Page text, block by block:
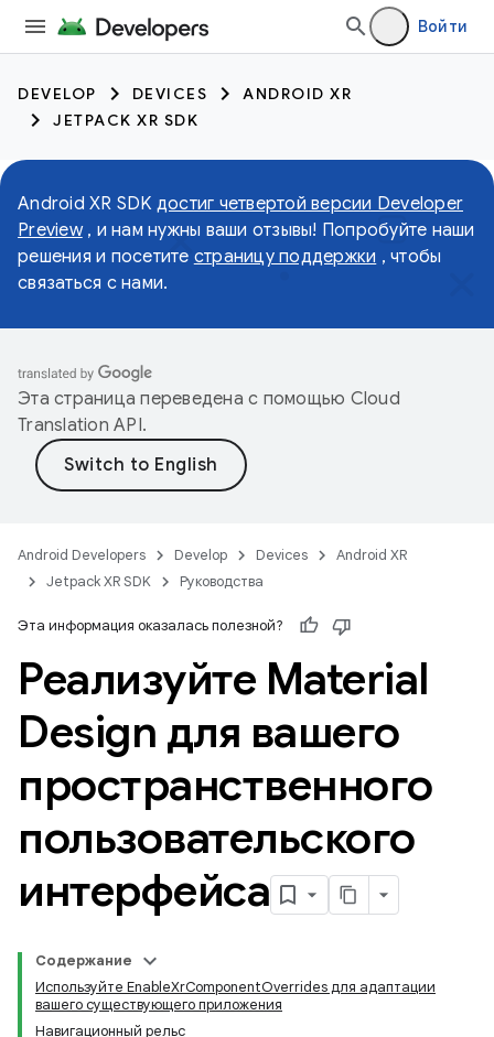
Войти
DEVELOP DEVICES
ANDROID XR
JETPACK XR SDK
Android XR SDK достиг четвертой версии Developer
Preview, и нам нужны ваши отзывы! Попробуйте наши
решения и посетите страницу поддержки , чтобы
связаться с нами.
Эта страница переведена с помощью Cloud
Translation API.
Android Developers Develop Devices
Android XR
Jetpack XR SDK
Руководства
Эта информация оказалась полезной?
Реализуйте Material
Design для вашего
пространственного
пользовательского
интерфейса
Содержание
Используйте EnableXrComponentOverrides для адаптации
вашего существующего приложения
Навигационный рельс